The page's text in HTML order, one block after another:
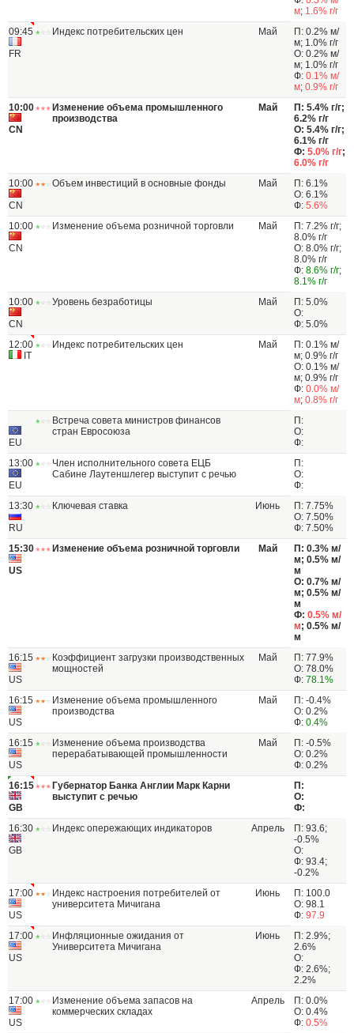
м; 1.6% г/г
09:45
FR
Индекс потребительских цен Май
П: 0.2% м/
м; 1.0% г/г
О: 0.2% м/
м; 1.0% г/г
Ф: 0.1% м/
м; 0.9% г/г
10:00
CN
Изменение объема промышленного
производства
Май
П: 5.4% г/г;
6.2% г/г
О: 5.4% г/г;
6.1% г/г
Ф: 5.0% г/г;
6.0% г/г
10:00
CN
Объем инвестиций в основные фонды Май
П: 6.1%
О: 6.1%
Ф: 5.6%
10:00
CN
Изменение объема розничной торговли Май
П: 7.2% г/г;
8.0% г/г
О: 8.0% г/г;
8.0% г/г
Ф: 8.6% г/г;
8.1% г/г
10:00
CN
Уровень безработицы Май
П: 5.0%
О:
Ф: 5.0%
12:00
IT
Индекс потребительских цен Май
П: 0.1% м/
м; 0.9% г/г
О: 0.1% м/
м; 0.9% г/г
Ф: 0.0% м/
м; 0.8% г/г
EU
Встреча совета министров финансов
стран Евросоюза
П:
О:
Ф:
13:00
EU
Член исполнительного совета ЕЦБ
Сабине Лаутеншлегер выступит с речью
П:
О:
Ф:
13:30
RU
Ключевая ставка Июнь
П: 7.75%
О: 7.50%
Ф: 7.50%
15:30
US
Изменение объема розничной торговли Май
П: 0.3% м/
м; 0.5% м/
м
О: 0.7% м/
м; 0.5% м/
м
Ф: 0.5% м/
м; 0.5% м/
м
16:15
US
Коэффициент загрузки производственных
мощностей
Май
П: 77.9%
О: 78.0%
Ф: 78.1%
16:15
US
Изменение объема промышленного
производства
Май
П: -0.4%
О: 0.2%
Ф: 0.4%
16:15
US
Изменение объема производства
перерабатывающей промышленности
Май
П: -0.5%
О: 0.2%
Ф: 0.2%
16:15
GB
Губернатор Банка Англии Марк Карни
выступит с речью
П:
О:
Ф:
16:30
GB
Индекс опережающих индикаторов Апрель
П: 93.6;
-0.5%
О:
Ф: 93.4;
-0.2%
17:00
US
Индекс настроения потребителей от
университета Мичигана
Июнь
П: 100.0
О: 98.1
Ф: 97.9
17:00
US
Инфляционные ожидания от
Университета Мичигана
Июнь
П: 2.9%;
2.6%
О:
Ф: 2.6%;
2.2%
17:00
US
Изменение объема запасов на
коммерческих складах
Апрель
П: 0.0%
О: 0.4%
Ф: 0.5%